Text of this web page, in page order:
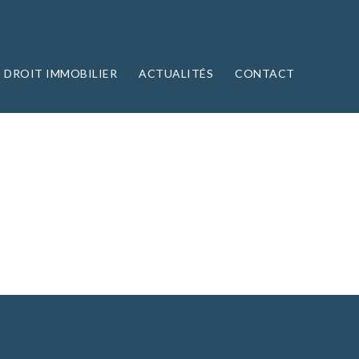
DROIT IMMOBILIER ACTUALITÉS CONTACT